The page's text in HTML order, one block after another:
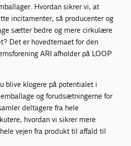
Hvordan sikrer vi, at
incitamenter, så producenter og
sætter bedre og mere cirkulære
Det er hovedtemaet for den
ARI afholder på LOOP
blive klogere på potentialet i
og forudsætningerne for
deltagere fra hele
hvordan vi sikrer mere
vejen fra produkt til affald til